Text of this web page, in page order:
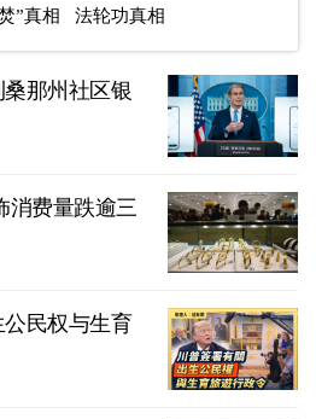
”真相
法轮功真相
桑那州社区银
消费量跌逾三
公民权与生育